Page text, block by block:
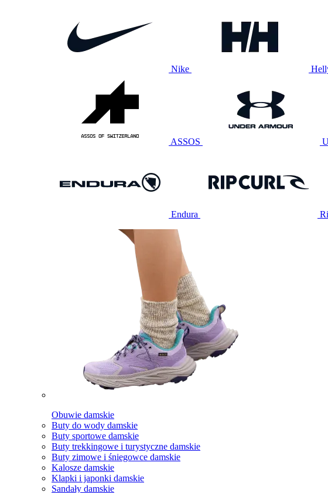
Nike
ASSOS
Endura
Obuwie damskie
Buty do wody damskie
Buty sportowe damskie
Buty trekkingowe i turystyczne damskie
Buty zimowe i śniegowce damskie
Kalosze damskie
Klapki i japonki damskie
Sandały damskie